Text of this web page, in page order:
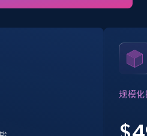
information
Region, About,
规模化